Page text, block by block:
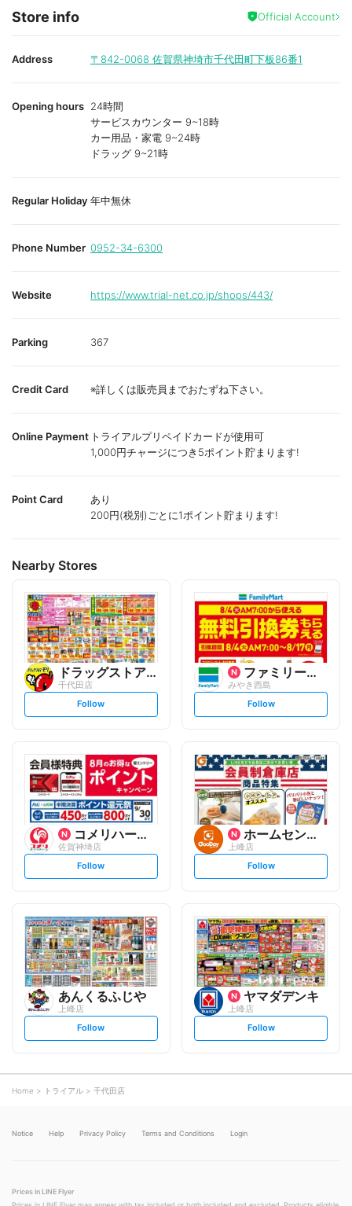
Store info Official Account
Address 〒842-0068 佐賀県神埼市千代田町下板86番1
Opening hours 24時間
サービスカウンター 9~18時
カー用品・家電 9~24時
ドラッグ 9~21時
Regular Holiday 年中無休
Phone Number 0952-34-6300
Website https://www.trial-net.co.jp/shops/443/
Parking 367
Credit Card ※詳しくは販売員までおたずね下さい。
Online Payment トライアルプリペイドカードが使用可
1,000円チャージにつき5ポイント貯まります!
Point Card
あり
200円(税別)ごとに1ポイント貯まります!
Nearby Stores
ドラッグストアモリ
千代田店
s
t
o
w
Follow
ファミリーマート
みやき西島
s
t
l
o
w
Follow
コメリハード&グリーン
佐賀神埼店
s
t
l
o
w
Follow
ホームセンター グッデイ
上峰店
s
t
l
o
w
Follow
あんくるふじや
上峰店
s
t
o
w
Follow
ヤマダデンキ
上峰店
s
t
Follow
Home トライアル 千代田店
Notice Help Privacy Policy Terms and Conditions Login
Prices in LINE Flyer